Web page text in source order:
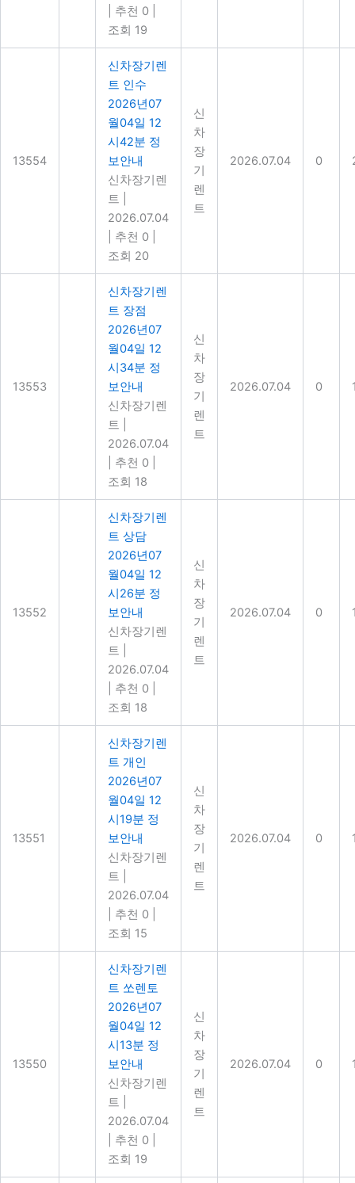
추천 0
조회 19
13554
신차장기렌
트 인수
2026년07
월04일 12
시42분 정
보안내
신차장기렌
트
2026.07.04
추천 0
조회 20
신
차
장
기
렌
트
2026.07.04 0
13553
신차장기렌
트 장점
2026년07
월04일 12
시34분 정
보안내
신차장기렌
트
2026.07.04
추천 0
조회 18
신
차
장
기
렌
트
2026.07.04 0
13552
신차장기렌
트 상담
2026년07
월04일 12
시26분 정
보안내
신차장기렌
트
2026.07.04
추천 0
조회 18
신
차
장
기
렌
트
2026.07.04 0
13551
신차장기렌
트 개인
2026년07
월04일 12
시19분 정
보안내
신차장기렌
트
2026.07.04
추천 0
조회 15
신
차
장
기
렌
트
2026.07.04 0
13550
신차장기렌
트 쏘렌토
2026년07
월04일 12
시13분 정
보안내
신차장기렌
트
2026.07.04
추천 0
조회 19
신
차
장
기
렌
트
2026.07.04 0